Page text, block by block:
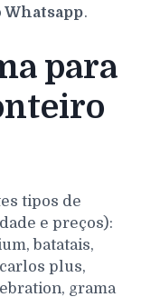
Whatsapp.
para
tipos de
e preços):
batatais,
plus,
grama